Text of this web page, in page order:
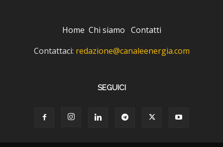
Home Chi siamo Contatti
Contattaci: redazione@canaleenergia.com
SEGUICI